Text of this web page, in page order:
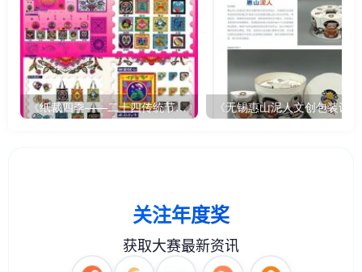
《纸裁四季——二十四传统节气文创设计》 《无锡惠山泥人文创包装设